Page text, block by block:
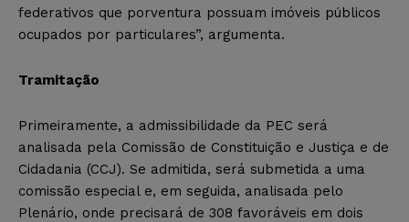
federativos que porventura possuam imóveis públicos
ocupados por particulares”, argumenta.
Tramitação
Primeiramente, a admissibilidade da PEC será
analisada pela Comissão de Constituição e Justiça e de
Cidadania (CCJ). Se admitida, será submetida a uma
comissão especial e, em seguida, analisada pelo
Plenário, onde precisará de 308 favoráveis em dois